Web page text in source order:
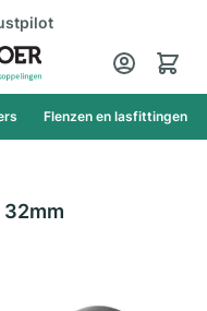
Cart
Flenzen en lasfittingen